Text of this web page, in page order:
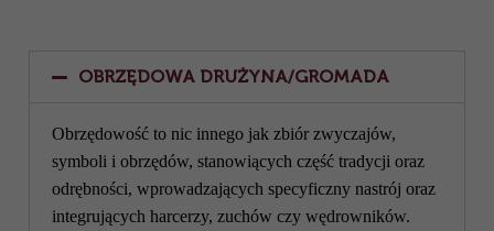
OBRZĘDOWA DRUŻYNA/GROMADA
Obrzędowość to nic innego jak zbiór zwyczajów,
symboli i obrzędów, stanowiących część tradycji oraz
odrębności, wprowadzających specyficzny nastrój oraz
integrujących harcerzy, zuchów czy wędrowników.